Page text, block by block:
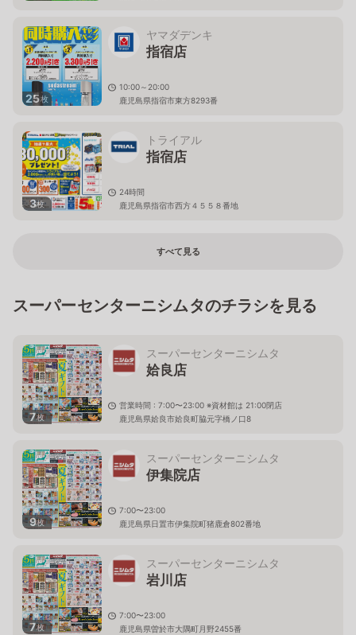
25枚
ヤマダデンキ
指宿店
10:00～20:00
鹿児島県指宿市東方8293番
3枚
トライアル
指宿店
24時間
鹿児島県指宿市西方４５５８番地
すべて見る
スーパーセンターニシムタのチラシを見る
7枚
スーパーセンターニシムタ
姶良店
営業時間 : 7:00〜23:00 ※資材館は 21:00閉店
鹿児島県姶良市姶良町脇元字橋ノ口8
9枚
スーパーセンターニシムタ
伊集院店
7:00〜23:00
鹿児島県日置市伊集院町猪鹿倉802番地
7枚
スーパーセンターニシムタ
岩川店
7:00〜23:00
鹿児島県曽於市大隅町月野2455番